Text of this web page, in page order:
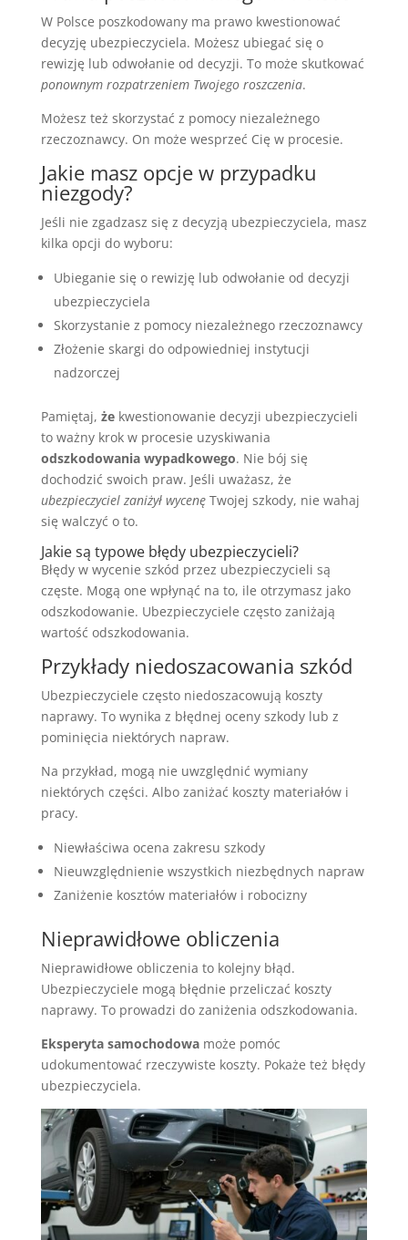
W Polsce poszkodowany ma prawo kwestionować
decyzję ubezpieczyciela. Możesz ubiegać się o
rewizję lub odwołanie od decyzji. To może skutkować
ponownym rozpatrzeniem Twojego roszczenia.
Możesz też skorzystać z pomocy niezależnego
rzeczoznawcy. On może wesprzeć Cię w procesie.
Jakie masz opcje w przypadku
niezgody?
Jeśli nie zgadzasz się z decyzją ubezpieczyciela, masz
kilka opcji do wyboru:
Ubieganie się o rewizję lub odwołanie od decyzji
ubezpieczyciela
Skorzystanie z pomocy niezależnego rzeczoznawcy
Złożenie skargi do odpowiedniej instytucji
nadzorczej
Pamiętaj, żekwestionowanie decyzji ubezpieczycieli
to ważny krok w procesie uzyskiwania
odszkodowania wypadkowego. Nie bój się
dochodzić swoich praw. Jeśli uważasz, że
ubezpieczyciel zaniżył wycenęTwojej szkody, nie wahaj
się walczyć o to.
Jakie są typowe błędy ubezpieczycieli?
Błędy w wycenie szkód przez ubezpieczycieli są
częste. Mogą one wpłynąć na to, ile otrzymasz jako
odszkodowanie. Ubezpieczyciele często zaniżają
wartość odszkodowania.
Przykłady niedoszacowania szkód
Ubezpieczyciele często niedoszacowują koszty
naprawy. To wynika z błędnej oceny szkody lub z
pominięcia niektórych napraw.
Na przykład, mogą nie uwzględnić wymiany
niektórych części. Albo zaniżać koszty materiałów i
pracy.
Niewłaściwa ocena zakresu szkody
Nieuwzględnienie wszystkich niezbędnych napraw
Zaniżenie kosztów materiałów i robocizny
Nieprawidłowe obliczenia
Nieprawidłowe obliczenia to kolejny błąd.
Ubezpieczyciele mogą błędnie przeliczać koszty
naprawy. To prowadzi do zaniżenia odszkodowania.
Eksperyta samochodowamoże pomóc
udokumentować rzeczywiste koszty. Pokaże też błędy
ubezpieczyciela.